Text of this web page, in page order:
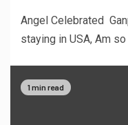
Angel Celebrated
staying in USA, Am
1 min read